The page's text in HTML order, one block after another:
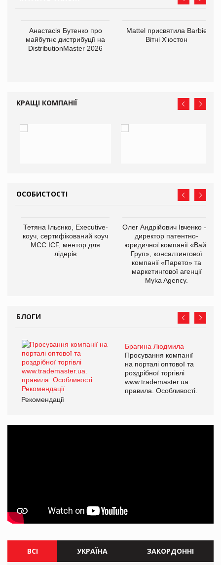
Анастасія Бутенко про
майбутнє дистрибуції на
DistributionMaster 2026
Mattel присвятила Barbie
Вітні Х'юстон
КРАЩІ КОМПАНІЇ
ОСОБИСТОСТІ
Тетяна Ільєнко, Executive-
коуч, сертифікований коуч
МСС ICF, ментор для
лідерів
Олег Андрійович Івченко —
директор патентно-
юридичної компанії «Вайз
Груп», консалтингової
компанії «Парето» та
маркетингової агенції
Myka Agency.
БЛОГИ
Брагина Людмила
Просування компанії
на порталі оптової та
роздрібної торгівлі
www.trademaster.ua.
правила. Особливості.
Рекомендації
ВСІ УКРАЇНА ЗАКОРДОННІ